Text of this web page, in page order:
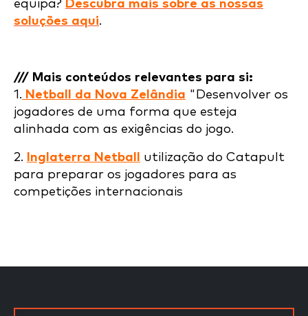
equipa? Descubra mais sobre as nossas
soluções aqui.
/// Mais conteúdos relevantes para si:
1. Netball da Nova Zelândia "Desenvolver os
jogadores de uma forma que esteja
alinhada com as exigências do jogo.
2. Inglaterra Netball
utilização do Catapult
para preparar os jogadores para as
competições internacionais